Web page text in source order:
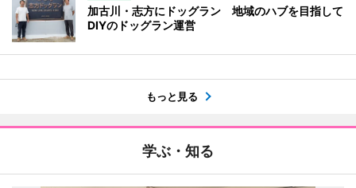
加古川・志方にドッグラン 地域のハブを目指して
DIYのドッグラン運営
もっと見る
学ぶ・知る